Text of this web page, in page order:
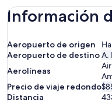
Información
Aeropuerto de origen
Aeropuerto de destinoA.
Aerolíneas
Precio de viaje redondo
Distancia